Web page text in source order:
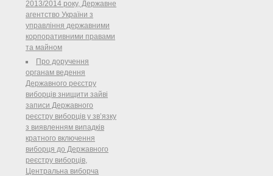
депутатів Верховної Ради
Автономної Республіки Крим,
місцевих рад та сільських,
селищних, міських голів" Верховна
2013/2014 року, Державне
агентство України з
управління державними
корпоративними правами
та майном
Про доручення
органам ведення
Державного реєстру
виборців знищити зайві
записи Державного
реєстру виборців у зв’язку
з виявленням випадків
кратного включення
виборця до Державного
реєстру виборців,
Центральна виборча